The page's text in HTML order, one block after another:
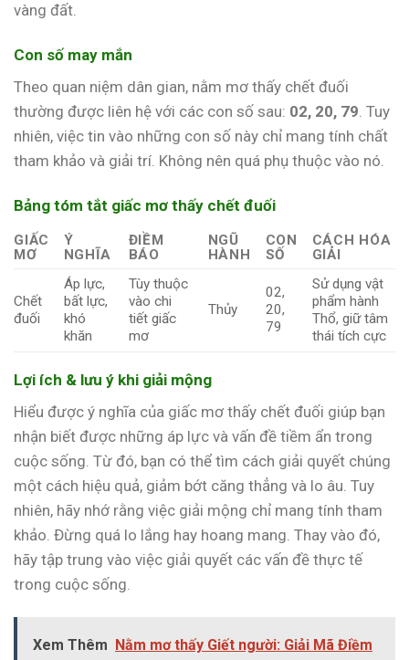
vàng đất.
Con số may mắn
Theo quan niệm dân gian, nằm mơ thấy chết đuối
thường được liên hệ với các con số sau: 02, 20, 79. Tuy
nhiên, việc tin vào những con số này chỉ mang tính chất
tham khảo và giải trí. Không nên quá phụ thuộc vào nó.
Bảng tóm tắt giấc mơ thấy chết đuối
GIẤC
MƠ
Ý
NGHĨA
ĐIỀM
BÁO
NGŨ
HÀNH
CON
SỐ
CÁCH HÓA
GIẢI
Chết
đuối
Áp lực,
bất lực,
khó
khăn
Tùy thuộc
vào chi
tiết giấc
mơ
Thủy
02,
20,
79
Sử dụng vật
phẩm hành
Thổ, giữ tâm
thái tích cực
Lợi ích & lưu ý khi giải mộng
Hiểu được ý nghĩa của giấc mơ thấy chết đuối giúp bạn
nhận biết được những áp lực và vấn đề tiềm ẩn trong
cuộc sống. Từ đó, bạn có thể tìm cách giải quyết chúng
một cách hiệu quả, giảm bớt căng thẳng và lo âu. Tuy
nhiên, hãy nhớ rằng việc giải mộng chỉ mang tính tham
khảo. Đừng quá lo lắng hay hoang mang. Thay vào đó,
hãy tập trung vào việc giải quyết các vấn đề thực tế
trong cuộc sống.
Xem Thêm
Nằm mơ thấy Giết người: Giải Mã Điềm